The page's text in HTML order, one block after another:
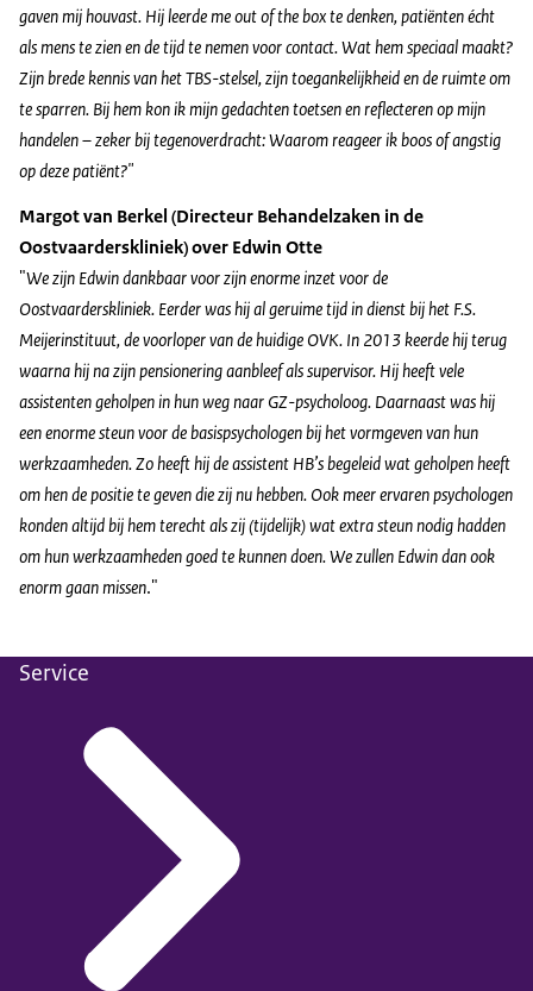
gaven mij houvast. Hij leerde me out of the box te denken, patiënten écht
als mens te zien en de tijd te nemen voor contact. Wat hem speciaal maakt?
Zijn brede kennis van het TBS-stelsel, zijn toegankelijkheid en de ruimte om
te sparren. Bij hem kon ik mijn gedachten toetsen en reflecteren op mijn
handelen – zeker bij tegenoverdracht: Waarom reageer ik boos of angstig
op deze patiënt?"
Margot van Berkel (Directeur Behandelzaken in de
Oostvaarderskliniek) over Edwin Otte
"We zijn Edwin dankbaar voor zijn enorme inzet voor de
Oostvaarderskliniek. Eerder was hij al geruime tijd in dienst bij het F.S.
Meijerinstituut, de voorloper van de huidige OVK. In 2013 keerde hij terug
waarna hij na zijn pensionering aanbleef als supervisor. Hij heeft vele
assistenten geholpen in hun weg naar GZ-psycholoog. Daarnaast was hij
een enorme steun voor de basispsychologen bij het vormgeven van hun
werkzaamheden. Zo heeft hij de assistent HB’s begeleid wat geholpen heeft
om hen de positie te geven die zij nu hebben. Ook meer ervaren psychologen
konden altijd bij hem terecht als zij (tijdelijk) wat extra steun nodig hadden
om hun werkzaamheden goed te kunnen doen. We zullen Edwin dan ook
enorm gaan missen."
Service